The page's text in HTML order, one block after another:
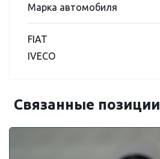
Марка автомобиля
FIAT
IVECO
Связанные позиции